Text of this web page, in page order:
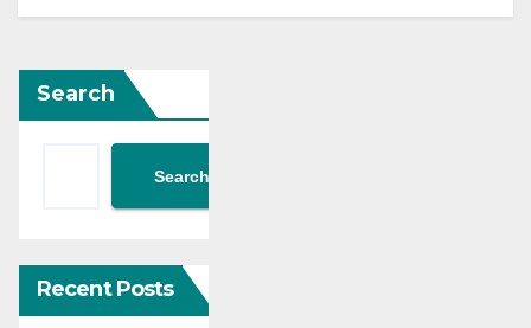
Search
Search
Recent Posts